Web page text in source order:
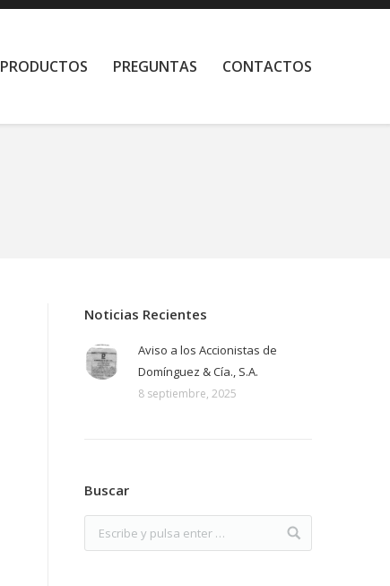
PRODUCTOS PREGUNTAS CONTACTOS
Noticias Recientes
Aviso a los Accionistas de
Domínguez & Cía., S.A.
8 septiembre, 2025
Buscar